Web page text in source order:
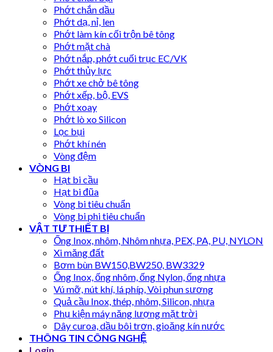
Phớt chắn dầu
Phớt dạ, nỉ, len
Phớt làm kín cối trộn bê tông
Phớt mặt chà
Phớt nắp, phớt cuối trục EC/VK
Phớt thủy lực
Phớt xe chở bê tông
Phớt xếp, bộ, EVS
Phớt xoay
Phớt lò xo Silicon
Lọc bụi
Phớt khí nén
Vòng đệm
VÒNG BI
Hạt bi cầu
Hạt bi đũa
Vòng bi tiêu chuẩn
Vòng bi phi tiêu chuẩn
VẬT TƯ THIẾT BỊ
Ống Inox, nhôm, Nhôm nhựa, PEX, PA, PU, NYLON
Xi măng đất
Bơm bùn BW150,BW250, BW3329
Ống Inox, ống nhôm, ống Nylon, ống nhựa
Vú mỡ, nút khí, lá phíp, Vòi phun sương
Quả cầu Inox, thép, nhôm, Silicon, nhựa
Phụ kiện máy năng lượng mặt trời
Dây curoa, dầu bôi trơn, gioăng kín nước
THÔNG TIN CÔNG NGHỆ